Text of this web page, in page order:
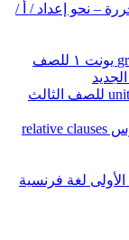
– نحو إعداد / أ /
اختبار الكتروني على grammar يونت ١ للصف
اختبار الكتروني على units 1,2,3 للصف الثالث
اختبار الكتروني grammar درس relative clauses
الأولى لغة فرنسية